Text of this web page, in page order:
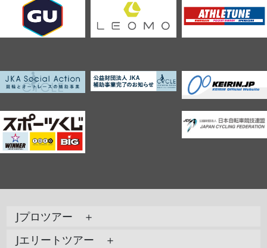
Jプロツアー ＋
Jエリートツアー ＋